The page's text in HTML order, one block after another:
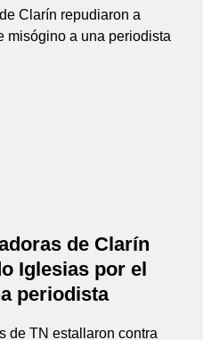
de Clarín
Iglesias por el
periodista